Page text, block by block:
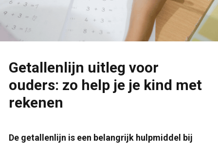
Getallenlijn uitleg voor
ouders: zo help je je kind met
rekenen
De getallenlijn is een belangrijk hulpmiddel bij